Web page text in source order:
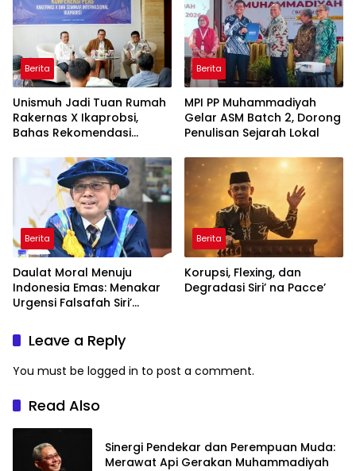
Berita
Unismuh Jadi Tuan Rumah
Rakernas X Ikaprobsi,
Bahas Rekomendasi
Indonesia di Tingkat
Global
Berita
MPI PP Muhammadiyah
Gelar ASM Batch 2, Dorong
Penulisan Sejarah Lokal
Berita
Daulat Moral Menuju
Indonesia Emas: Menakar
Urgensi Falsafah Siri’
Ancaman Kleptokrasi
Berita
Korupsi, Flexing, dan
Degradasi Siri’ na Pacce’
Leave a Reply
You must be logged in to post a comment.
Read Also
Sinergi Pendekar dan Perempuan Muda:
Merawat Api Gerakan Muhammadiyah